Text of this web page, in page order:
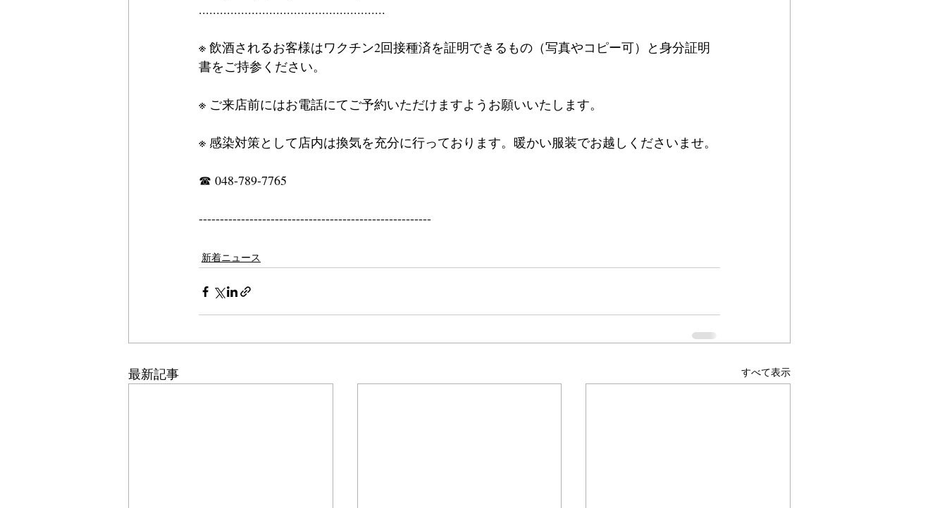
.....................................................
※ 飲酒されるお客様はワクチン2回接種済を証明できるもの（写真やコピー可）と身分証明
書をご持参ください。
※ ご来店前にはお電話にてご予約いただけますようお願いいたします。
※ 感染対策として店内は換気を充分に行っております。暖かい服装でお越しくださいませ。
☎ 048-789-7765
-------------------------------------------------------
新着ニュース
最新記事 すべて表示